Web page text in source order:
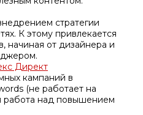
стратегии
К этому привлекается
начиная от дизайнера и
Директ
кампаний в
(не работает на
работа над повышением